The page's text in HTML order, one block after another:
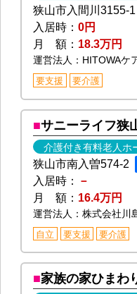
狭山市入間川3155-1
入居時：0円
月 額： 18.3万円
運営法人：HITOWAケ
要支援 要介護
サニーライフ狭
介護付き有料老人ホ
狭山市南入曽574-2
入居時：
－
月 額： 16.4万円
運営法人：株式会社川
自立 要支援 要介護
家族の家ひまわ